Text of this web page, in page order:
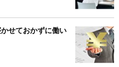
せておかずに働い